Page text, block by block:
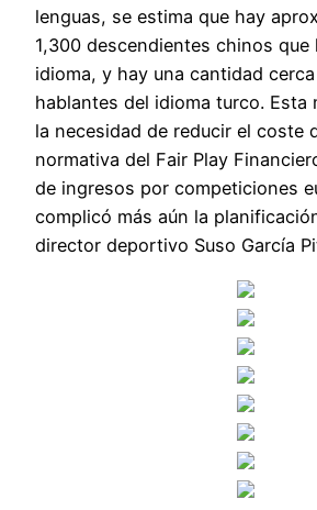
lenguas, se estima que hay
1,300 descendientes chinos que
idioma, y hay una cantidad
hablantes del idioma turco. Esta
la necesidad de reducir el coste
normativa del Fair Play
de ingresos por competiciones
complicó más aún la
director deportivo Suso García